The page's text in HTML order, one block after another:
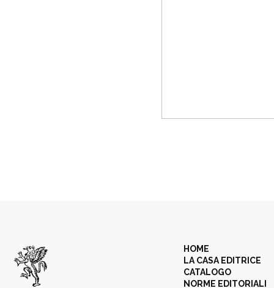
HOME
LA CASA EDITRICE
CATALOGO
NORME EDITORIALI